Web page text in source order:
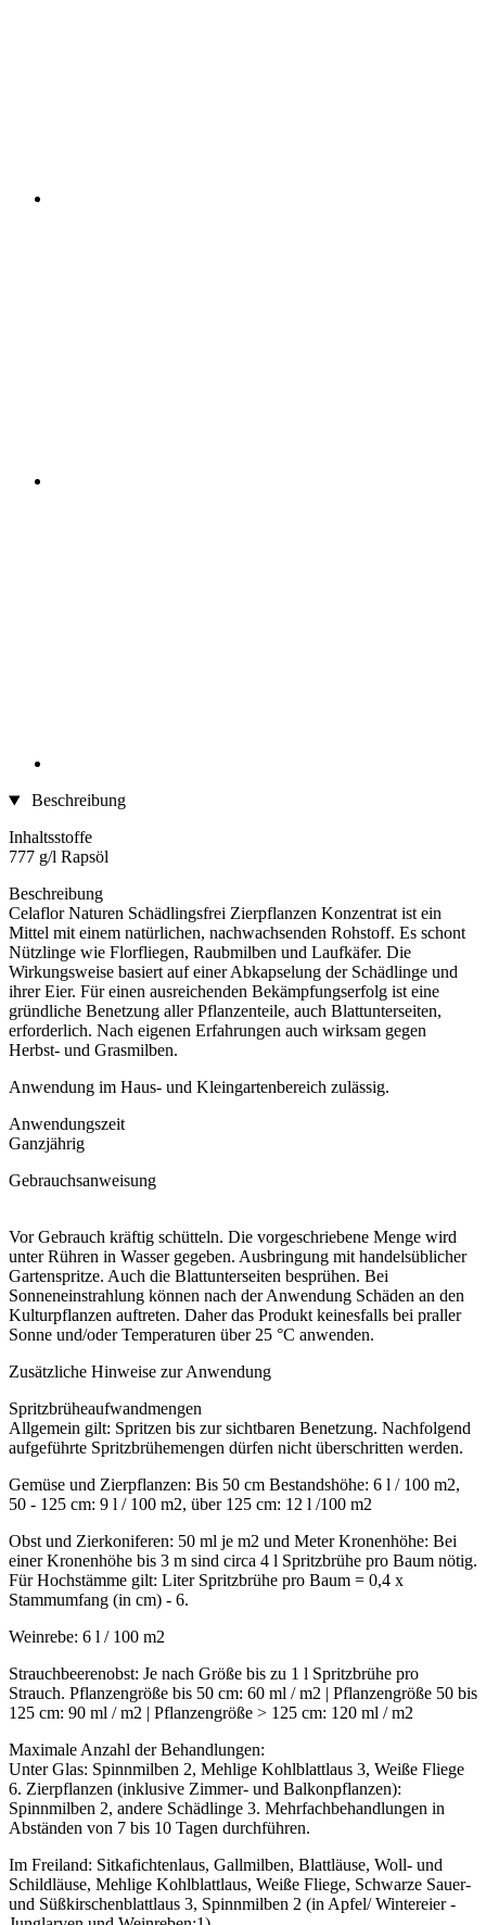
Beschreibung
Inhaltsstoffe
777 g/l Rapsöl
Beschreibung
Celaflor Naturen Schädlingsfrei Zierpflanzen Konzentrat ist ein
Mittel mit einem natürlichen, nachwachsenden Rohstoff. Es schont
Nützlinge wie Florfliegen, Raubmilben und Laufkäfer. Die
Wirkungsweise basiert auf einer Abkapselung der Schädlinge und
ihrer Eier. Für einen ausreichenden Bekämpfungserfolg ist eine
gründliche Benetzung aller Pflanzenteile, auch Blattunterseiten,
erforderlich. Nach eigenen Erfahrungen auch wirksam gegen
Herbst- und Grasmilben.
Anwendung im Haus- und Kleingartenbereich zulässig.
Anwendungszeit
Ganzjährig
Gebrauchsanweisung
Vor Gebrauch kräftig schütteln. Die vorgeschriebene Menge wird
unter Rühren in Wasser gegeben. Ausbringung mit handelsüblicher
Gartenspritze. Auch die Blattunterseiten besprühen. Bei
Sonneneinstrahlung können nach der Anwendung Schäden an den
Kulturpflanzen auftreten. Daher das Produkt keinesfalls bei praller
Sonne und/oder Temperaturen über 25 °C anwenden.
Zusätzliche Hinweise zur Anwendung
Spritzbrüheaufwandmengen
Allgemein gilt: Spritzen bis zur sichtbaren Benetzung. Nachfolgend
aufgeführte Spritzbrühemengen dürfen nicht überschritten werden.
Gemüse und Zierpflanzen: Bis 50 cm Bestandshöhe: 6 l / 100 m2,
50 - 125 cm: 9 l / 100 m2, über 125 cm: 12 l /100 m2
Obst und Zierkoniferen: 50 ml je m2 und Meter Kronenhöhe: Bei
einer Kronenhöhe bis 3 m sind circa 4 l Spritzbrühe pro Baum nötig.
Für Hochstämme gilt: Liter Spritzbrühe pro Baum = 0,4 x
Stammumfang (in cm) - 6.
Weinrebe: 6 l / 100 m2
Strauchbeerenobst: Je nach Größe bis zu 1 l Spritzbrühe pro
Strauch. Pflanzengröße bis 50 cm: 60 ml / m2 | Pflanzengröße 50 bis
125 cm: 90 ml / m2 | Pflanzengröße > 125 cm: 120 ml / m2
Maximale Anzahl der Behandlungen:
Unter Glas: Spinnmilben 2, Mehlige Kohlblattlaus 3, Weiße Fliege
6. Zierpflanzen (inklusive Zimmer- und Balkonpflanzen):
Spinnmilben 2, andere Schädlinge 3. Mehrfachbehandlungen in
Abständen von 7 bis 10 Tagen durchführen.
Im Freiland: Sitkafichtenlaus, Gallmilben, Blattläuse, Woll- und
Schildläuse, Mehlige Kohlblattlaus, Weiße Fliege, Schwarze Sauer-
und Süßkirschenblattlaus 3, Spinnmilben 2 (in Apfel/ Wintereier -